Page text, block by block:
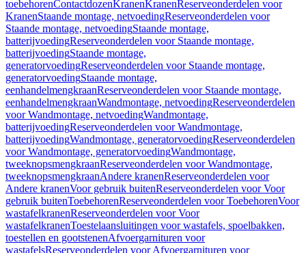
toebehorenContactdozenKranenKranenReserveonderdelen voor
KranenStaande montage, netvoedingReserveonderdelen voor
Staande montage, netvoedingStaande montage,
batterijvoedingReserveonderdelen voor Staande montage,
batterijvoedingStaande montage,
generatorvoedingReserveonderdelen voor Staande montage,
generatorvoedingStaande montage,
eenhandelmengkraanReserveonderdelen voor Staande montage,
eenhandelmengkraanWandmontage, netvoedingReserveonderdelen
voor Wandmontage, netvoedingWandmontage,
batterijvoedingReserveonderdelen voor Wandmontage,
batterijvoedingWandmontage, generatorvoedingReserveonderdelen
voor Wandmontage, generatorvoedingWandmontage,
tweeknopsmengkraanReserveonderdelen voor Wandmontage,
tweeknopsmengkraanAndere kranenReserveonderdelen voor
Andere kranenVoor gebruik buitenReserveonderdelen voor Voor
gebruik buitenToebehorenReserveonderdelen voor ToebehorenVoor
wastafelkranenReserveonderdelen voor Voor
wastafelkranenToestelaansluitingen voor wastafels, spoelbakken,
toestellen en gootstenenAfvoergarnituren voor
wastafelsReserveonderdelen voor Afvoergarnituren voor